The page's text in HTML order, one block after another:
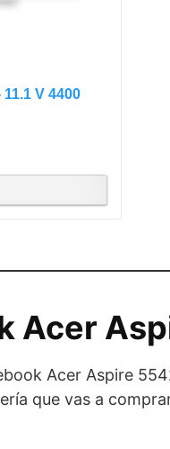
V 4400
Acer
Acer Aspire
que vas a